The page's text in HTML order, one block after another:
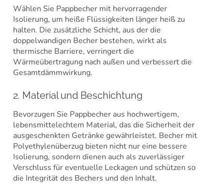
Wählen Sie Pappbecher mit hervorragender
Isolierung, um heiße Flüssigkeiten länger heiß zu
halten. Die zusätzliche Schicht, aus der die
doppelwandigen Becher bestehen, wirkt als
thermische Barriere, verringert die
Wärmeübertragung nach außen und verbessert die
Gesamtdämmwirkung.
2. Material und Beschichtung
Bevorzugen Sie Pappbecher aus hochwertigem,
lebensmittelechtem Material, das die Sicherheit der
ausgeschenkten Getränke gewährleistet. Becher mit
Polyethylenüberzug bieten nicht nur eine bessere
Isolierung, sondern dienen auch als zuverlässiger
Verschluss für eventuelle Leckagen und schützen so
die Integrität des Bechers und den Inhalt.